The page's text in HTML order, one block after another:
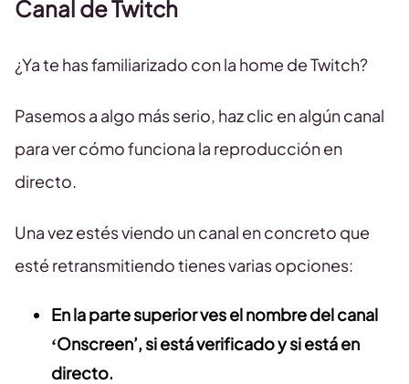
Canal de Twitch
¿Ya te has familiarizado con la home de Twitch?
Pasemos a algo más serio, haz clic en algún canal
para ver cómo funciona la reproducción en
directo.
Una vez estés viendo un canal en concreto que
esté retransmitiendo tienes varias opciones:
En la parte superior ves el nombre del canal
‘Onscreen’, si está verificado y si está en
directo.